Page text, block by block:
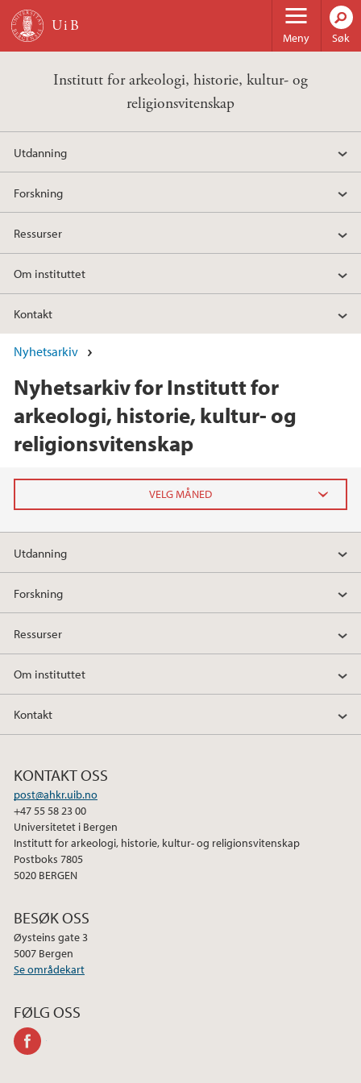
Hopp til hovedinnhold
Meny Søk
Institutt for arkeologi, historie, kultur- og
religionsvitenskap
Utdanning
Forskning
Ressurser
Om instituttet
Kontakt
Nyhetsarkiv
Nyhetsarkiv for Institutt for
arkeologi, historie, kultur- og
religionsvitenskap
2026
april (1)
februar (2)
2021
Utdanning
Forskning
Ressurser
Om instituttet
Kontakt
KONTAKT OSS
post@ahkr.uib.no
+47 55 58 23 00
Universitetet i Bergen
Institutt for arkeologi, historie, kultur- og religionsvitenskap
Postboks 7805
5020 BERGEN
BESØK OSS
Øysteins gate 3
5007 Bergen
Se områdekart
FØLG OSS